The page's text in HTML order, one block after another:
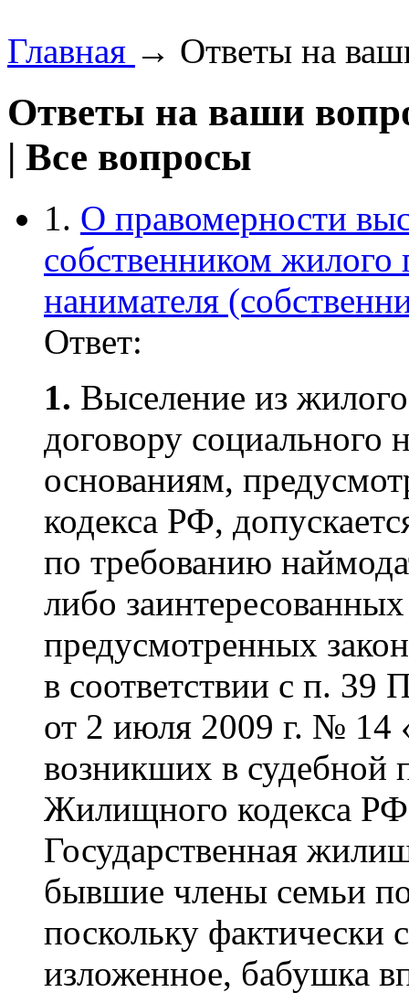
Главная → Ответы на
Ответы на ваши
| Все вопросы
1. О правомерности
собственником
нанимателя
Ответ:
1. Выселение из
договору социального
основаниям,
кодекса РФ,
по требованию
либо
предусмотренных
в соответствии с п.
от 2 июля 2009 г. № 14
возникших в судебной
Жилищного кодекса
Государственная
бывшие члены семьи
поскольку фактически
изложенное, бабушка